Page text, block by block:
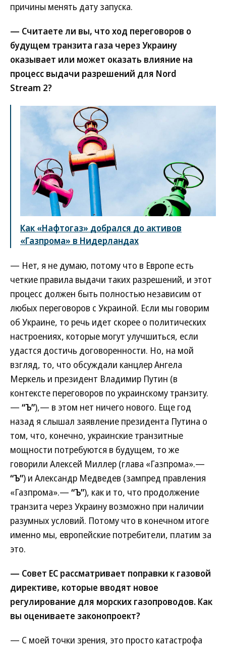
причины менять дату запуска.
— Считаете ли вы, что ход переговоров о
будущем транзита газа через Украину
оказывает или может оказать влияние на
процесс выдачи разрешений для Nord
Stream 2?
Как «Нафтогаз» добрался до активов
«Газпрома» в Нидерландах
— Нет, я не думаю, потому что в Европе есть
четкие правила выдачи таких разрешений, и этот
процесс должен быть полностью независим от
любых переговоров с Украиной. Если мы говорим
об Украине, то речь идет скорее о политических
настроениях, которые могут улучшиться, если
удастся достичь договоренности. Но, на мой
взгляд, то, что обсуждали канцлер Ангела
Меркель и президент Владимир Путин (в
контексте переговоров по украинскому транзиту.
— “Ъ”),— в этом нет ничего нового. Еще год
назад я слышал заявление президента Путина о
том, что, конечно, украинские транзитные
мощности потребуются в будущем, то же
говорили Алексей Миллер (глава «Газпрома».—
“Ъ”) и Александр Медведев (зампред правления
«Газпрома».— “Ъ”), как и то, что продолжение
транзита через Украину возможно при наличии
разумных условий. Потому что в конечном итоге
именно мы, европейские потребители, платим за
это.
— Совет ЕС рассматривает поправки к газовой
директиве, которые вводят новое
регулирование для морских газопроводов. Как
вы оцениваете законопроект?
— С моей точки зрения, это просто катастрофа